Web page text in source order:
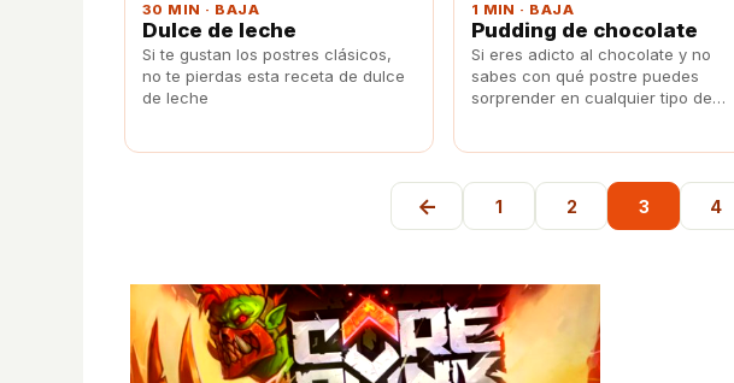
30 MIN · BAJA
Dulce de leche
Si te gustan los postres clásicos,
no te pierdas esta receta de dulce
de leche
1 MIN · BAJA
Pudding de chocolate
Si eres adicto al chocolate y no
sabes con qué postre puedes
sorprender en cualquier tipo de
← 1 2 3 4